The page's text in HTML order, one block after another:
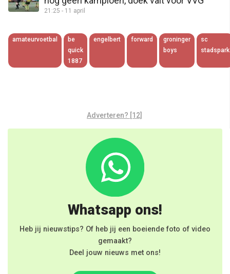
21:25 - 11 april
amateurvoetbal
be
quick
1887
engelbert forward
groninger
boys
sc
stadspark
Adverteren? [12]
Whatsapp ons!
Heb jij nieuwstips? Of heb jij een boeiende foto of video
gemaakt?
Deel jouw nieuws met ons!